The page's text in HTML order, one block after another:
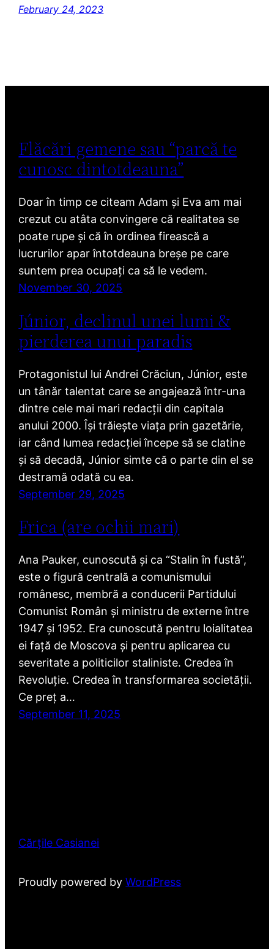
February 24, 2023
Flăcări gemene sau “parcă te
cunosc dintotdeauna”
Doar în timp ce citeam Adam și Eva am mai
crezut cu atâta convingere că realitatea se
poate rupe și că în ordinea firească a
lucrurilor apar întotdeauna breșe pe care
suntem prea ocupați ca să le vedem.
November 30, 2025
Júnior, declinul unei lumi &
pierderea unui paradis
Protagonistul lui Andrei Crăciun, Júnior, este
un tânăr talentat care se angajează într-una
dintre cele mai mari redacții din capitala
anului 2000. Își trăiește viața prin gazetărie,
iar când lumea redacției începe să se clatine
și să decadă, Júnior simte că o parte din el se
destramă odată cu ea.
September 29, 2025
Frica (are ochii mari)
Ana Pauker, cunoscută și ca “Stalin în fustă”,
este o figură centrală a comunismului
românesc, membră a conducerii Partidului
Comunist Român și ministru de externe între
1947 și 1952. Era cunoscută pentru loialitatea
ei față de Moscova și pentru aplicarea cu
severitate a politicilor staliniste. Credea în
Revoluție. Credea în transformarea societății.
Ce preț a…
September 11, 2025
Cărțile Casianei
Proudly powered byWordPress